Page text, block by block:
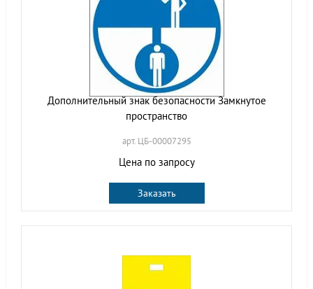
Дополнительный знак безопасности Замкнутое
пространство
арт. ЦБ-00007295
Цена по запросу
Заказать